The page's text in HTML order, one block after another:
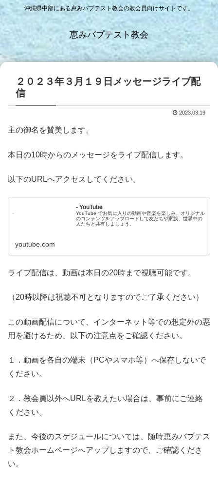
沖縄県中部にある恵みバプテスト教会の教会員向けサイトです。
恵みバプテスト教会
２０２３年３月１９日メッセージライブ配
信
2023.03.19
主の御名を賛美します。
本日の10時からのメッセージをライブ配信します。
以下のURLへアクセスしてください。
- YouTube
YouTube でお気に入りの動画や音楽を楽しみ、オリジナル
のコンテンツをアップロードして友だちや家族、世界中の
人たちと共有しましょう。
youtube.com
ライブ配信は、動画は本日の20時まで視聴可能です。
（20時以降は視聴不可となりますのでご了承ください）
この動画配信について、インターネット等での想定外の悪
用を避けるため、以下の注意点をご確認ください。
１．動画を各自の端末（PCやスマホ等）へ保存しないで
ください。
２．教会員以外へURLを教えたい場合は、事前にご連絡
ください。
また、今後のスケジュールについては、随時恵みバプテス
ト教会ホームページへアップしますので、ご確認くださ
い。